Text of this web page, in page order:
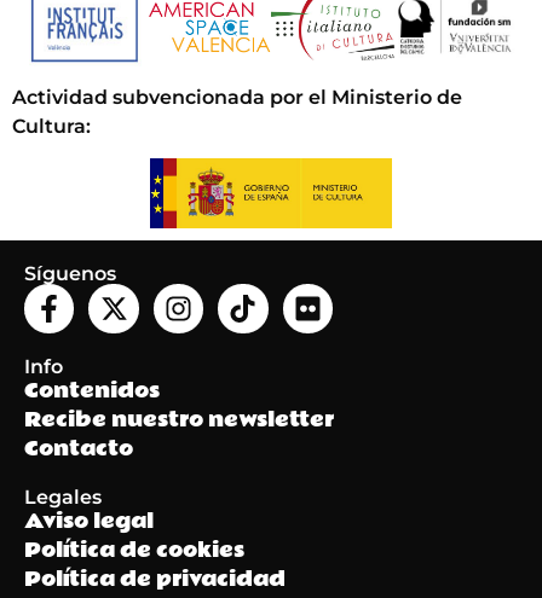
Actividad subvencionada por el Ministerio de
Cultura:
Síguenos
Info
Contenidos
Recibe nuestro newsletter
Contacto
Legales
Aviso legal
Política de cookies
Política de privacidad